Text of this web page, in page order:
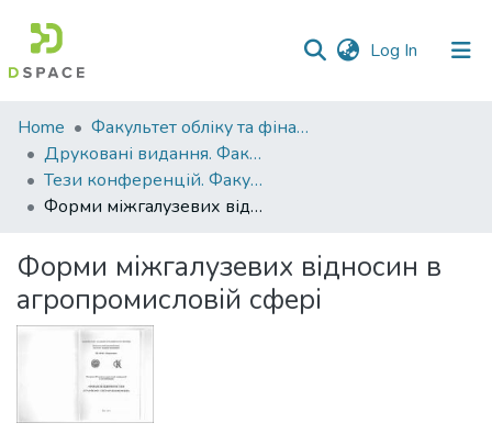
Log In (current)
Communities
&
Collections
All of DSpace
Statistics
Home
Факультет обліку та фінансів
Друковані видання. Факультет обліку та фінансів
Тези конференцій. Факультет обліку та фінансів
Форми міжгалузевих відносин в агропромисловій сфері
Форми міжгалузевих відносин в
агропромисловій сфері